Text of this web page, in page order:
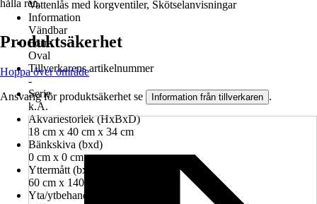
Vattenlås med korgventiler, Skötselanvisningar
Information
Vändbar
Form
Oval
Tillverkarens artikelnummer
-
Serie
k.A.
Akvariestorlek (HxBxD)
18 cm x 40 cm x 34 cm
Bänkskiva (bxd)
0 cm x 0 cm
Yttermått (bxd)
60 cm x 140 cm
Yta/ytbehandling
hålla ren.
Produktsäkerhet
Hoppa över område
Ansvarig för produktsäkerhet se Information från tillverkaren .